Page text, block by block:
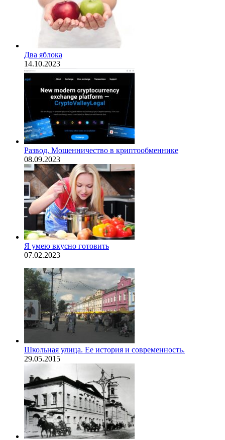
Два яблока
14.10.2023
Развод. Мошенничество в криптообменнике
08.09.2023
Я умею вкусно готовить
07.02.2023
Школьная улица. Ее история и современность.
29.05.2015